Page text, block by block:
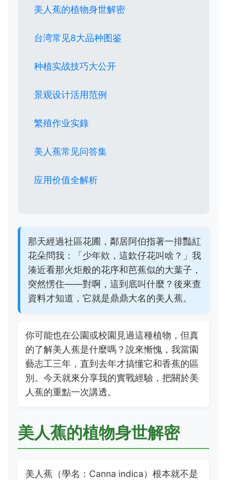
美人蕉的植物身世解密
台湾常见8大品种图鉴
种植实战技巧大公开
景观设计活用范例
繁殖作业实錄
美人蕉常见问答集
应用价值全解析
那天經過社區花圃，鄰居阿伯指著一排豔紅
花朵問我：「少年欸，這欽仔花叫啥？」我
湊近看那火炬般的花序和芭蕉似的大葉子，
突然愣住——對啊，這到底叫什麼？後來查
資料才知道，它就是鼎鼎大名的美人蕉。
你可能也在公園或校園見過這種植物，但真
的了解美人蕉是什麼嗎？說來慚愧，我當園
藝志工三年，直到去年才搞懂它和香蕉的區
別。今天就來分享我的實戰經驗，把關於美
人蕉的重點一次講透。
美人蕉的植物身世解密
美人蕉（學名：Canna indica）根本就不是